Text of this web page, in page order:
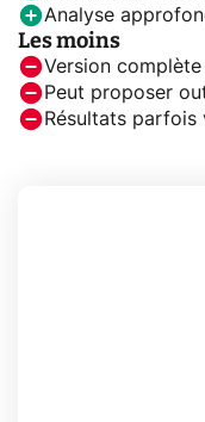
Analyse
Les moins
Version
Peut proposer
Résultats parfois